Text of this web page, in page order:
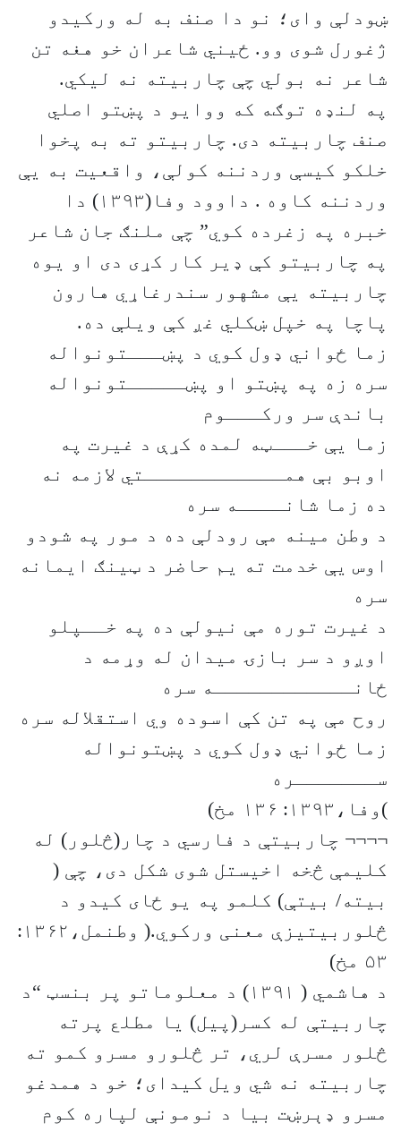
ښودلې وای؛ نو دا صنف به له ورکیدو
ژغورل شوی وو. ځيني شاعران خو هغه تن
شاعر نه بولي چې چاربیته نه لیکي.
په لنډه توګه که ووایو د پښتو اصلي
صنف چاربیته دی. چاربیتو ته به پخوا
خلکو کیسې وردننه کولې، واقعیت به یې
وردننه کاوه . داوود وفا(۱۳۹۳) دا
خبره په زغرده کوي” چې ملنګ جان شاعر
په چاربیتو کې ډیر کار کړی دی او یوه
چاربیته یې مشهور سندرغاړي هارون
پاچا په خپل ښکلي غږ کې ویلې ده.
زما ځواني ډول کوي د پښـــتونواله
سره زه په پښتو او پښـــــتونواله
باندې سر ورکـــوم
زما یې خـــټه لمده کړې د غیرت په
اوبو بې همــــــــــــتي لازمه نه
ده زما شانــــه سره
د وطن مینه مې رودلې ده د مور په شودو
اوس یې خدمت ته یم حاضر د ټینګ ایمانه
سره
د غیرت توره مې نیولې ده په خــپلو
اوږو د سر بازۍ میدان له وړمه د
ځانــــــــــــه سره
روح مې په تن کې اسوده وي استقلاله سره
زما ځواني ‌ډول کوي د پښتونواله
ســـــــره
)وفا،۱۳۹۳: ۱۳۶ مخ)
¬¬¬¬ چاربیتې د فارسي د چار(څلور) له
کلیمې څخه اخیستل شوی شکل دی، چې (
بیته/ بیتې) کلمو په یو ځای کیدو د
څلوربیتیزې معنی ورکوي.( وطنمل،۱۳۶۲:
۵۳ مخ)
د هاشمي ( ۱۳۹۱) د معلوماتو پر بنسټ “د
چاربیتې له کسر(پیل) یا مطلع پرته
څلور مسرې لري، تر څلورو مسرو کمو ته
چاربیته نه شي ویل کیدای؛ خو د همدغو
مسرو ډېرښت بیا د نومونې لپاره کوم